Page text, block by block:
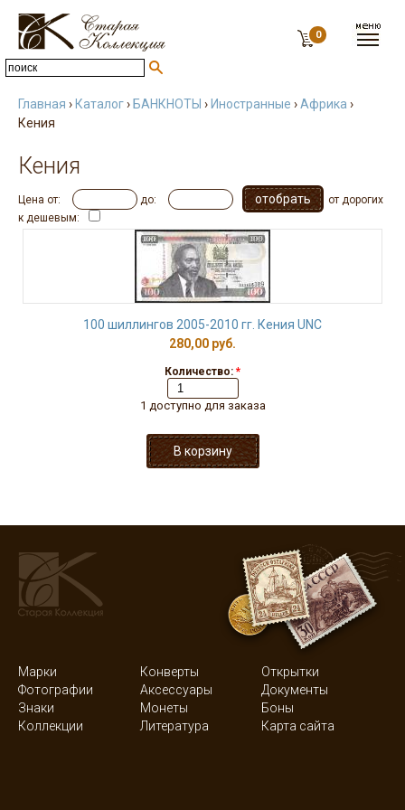
0
Главная › Каталог› БАНКНОТЫ › Иностранные ›Африка ›
Кения
Кения
Цена от: до:
от дорогих
к дешевым:
100 шиллингов 2005-2010 гг. Кения UNC
280,00 руб.
Количество: *
1 доступно для заказа
Марки Конверты
Открытки
Фотографии
Аксессуары
Документы
Знаки
Монеты
Боны
Коллекции
Литература Карта сайта